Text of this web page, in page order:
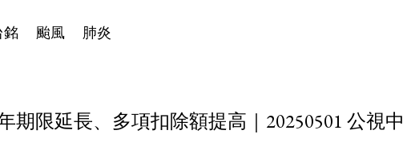
銘 颱風 肺炎
期限延長、多項扣除額提高｜20250501 公視中